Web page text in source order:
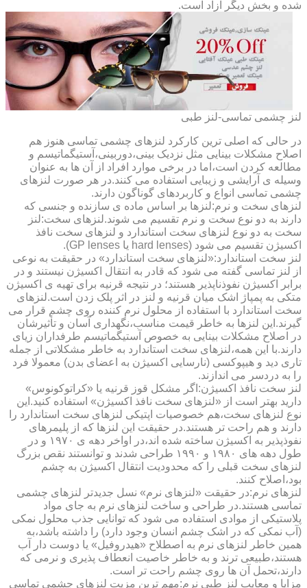
شده و بخش دیگر آزاد است.
لنز چشمی تماسی-لنز طبی
در حالی که اصلی ترین کارکرد لنزهای چشمی تماسی هنوز هم
اصلاح مشکلات بینایی مثل نزدیک بینی،دوربینی،آستیگماتیسم و
مطالعه کردن است،اما در برخی موارد افراد از آن ها به عنوان
وسیله ی آرایشی و زیبایی استفاده می کنند.در هر صورت لنزهای
چشمی تماسی انواع و کاربردهای گوناگون دارند.
لنزهای سخت و نرم:لنزها بر اساس ماده ی سازنده و جنسی که
دارند به دو نوع سخت و نرم تقسیم می شوند.لنزهای سخت:لنز
سخت به دو نوع لنزهای سخت استاندارد و لنزهای سخت نافذ
اکسیژن تقسیم می شود (hard lenses یا GP lenses).
لنز سخت استاندارد:«لنزهای سخت استاندارد» در حقیقت به نوعی
از لنز تماسی گفته می شود که قادر به انتقال اکسیژن نیستند و در
برابر اکسیژن نفوذناپذیر هستند؛ در نتیجه قرنیه برای تهیه ی اکسیژن
متکی به پمپاژ اشک میان قرنیه و لنز در اثر پلک زدن است.لنزهای
سخت استاندارد با استفاده از محلول نرم کننده روی چشم قرار می
گیرند.این لنزها به خاطر قیمت مناسب،نگهداری آسان و تأثیرشان
در اصلاح مشکلات بینایی به خصوص آستیگماتیسم طرفداران زیای
دارند.با این همه،لنزهای سخت استاندارد به خاطر مشکلاتی از جمله
تاری دید و هیپوکسی (نارسایی اکسیژن به اعضای بدن) معمولا فرد
را به دردسر می اندازند.
لنز سخت نافذ اکسیژن:اگر مشکل قوز قرنیه یا «کراتوکونوس»
دارید بهتر است از «لنزهای سخت نافذ اکسیژن» استفاده کنید.این
نوع لنزهای سخت،هم خصوصیات اپتیکی لنزهای سخت استاندارد را
دارند و هم راحت تر هستند.در حقیقت این لنزها که از پلیمرهای
نفوذپذیر به اکسیژن ساخته شده اند،در اواخر دهه ی ۱۹۷۰ و در
طول دهه های ۱۹۸۰ و ۱۹۹۰ طراحی شدند و توانستند نقص بزرگ
لنزهای سخت قبلی را که محدودیت انتقال اکسیژن به چشم
بود،اصلاح کنند.
لنزهای نرم:در حقیقت «لنزهای نرم» نسل جدیدتر لنزهای چشمی
تماسی هستند.در طراحی و ساخت لنزهای نرم به جای مواد
پلاستیکی از موادی استفاده می شود که توانایی جذب محلول نمکی
(آب نمکی که در اشک چشم انسان وجود دارد) را داشته باشد،به
همین خاطر لنزهای نرم به اصطلاح «هیدروفیل» یا دوست دار آب
هستند،طبیعی ترند و به خاطر خاصیت انعطاف پذیری و نرمی که
دارند،تحمل آن ها روی چشم راحت تر است.
مزایا و معایب لنز طبی نرم:مهم ترین مزیت لنزهای چشمی تماسی